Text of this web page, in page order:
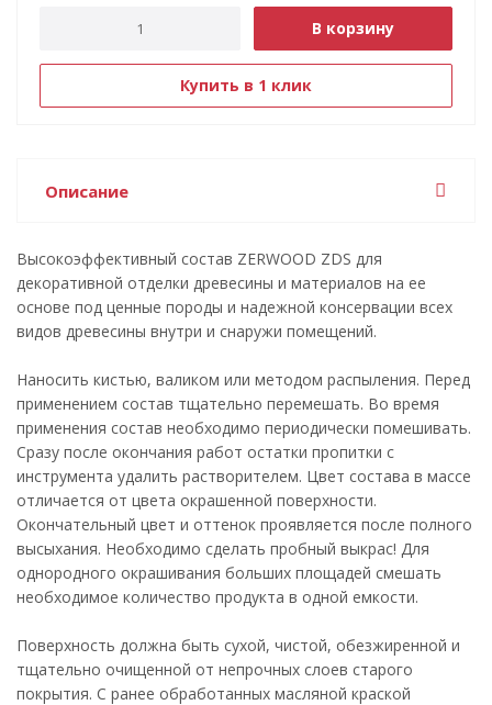
В корзину
Купить в 1 клик
Описание
Высокоэффективный состав ZERWOOD ZDS для
декоративной отделки древесины и материалов на ее
основе под ценные породы и надежной консервации всех
видов древесины внутри и снаружи помещений.
Наносить кистью, валиком или методом распыления. Перед
применением состав тщательно перемешать. Во время
применения состав необходимо периодически помешивать.
Сразу после окончания работ остатки пропитки с
инструмента удалить растворителем. Цвет состава в массе
отличается от цвета окрашенной поверхности.
Окончательный цвет и оттенок проявляется после полного
высыхания. Необходимо сделать пробный выкрас! Для
однородного окрашивания больших площадей смешать
необходимое количество продукта в одной емкости.
Поверхность должна быть сухой, чистой, обезжиренной и
тщательно очищенной от непрочных слоев старого
покрытия. С ранее обработанных масляной краской